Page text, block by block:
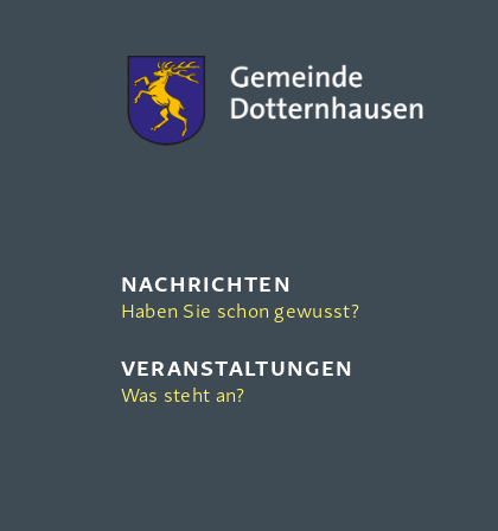
NACHRICHTEN
Haben Sie schon gewusst?
VERANSTALTUNGEN
Was steht an?